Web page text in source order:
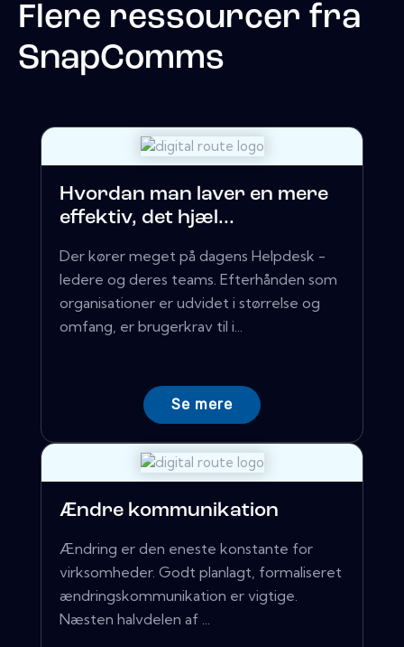
Flere ressourcer fra
SnapComms
Hvordan man laver en mere
effektiv, det hjæl...
Der kører meget på dagens Helpdesk -
ledere og deres teams. Efterhånden som
organisationer er udvidet i størrelse og
omfang, er brugerkrav til i...
Se mere
Ændre kommunikation
Ændring er den eneste konstante for
virksomheder. Godt planlagt, formaliseret
ændringskommunikation er vigtige.
Næsten halvdelen af ​​...